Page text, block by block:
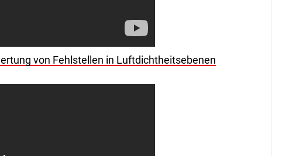
von Fehlstellen in Luftdichtheitsebenen